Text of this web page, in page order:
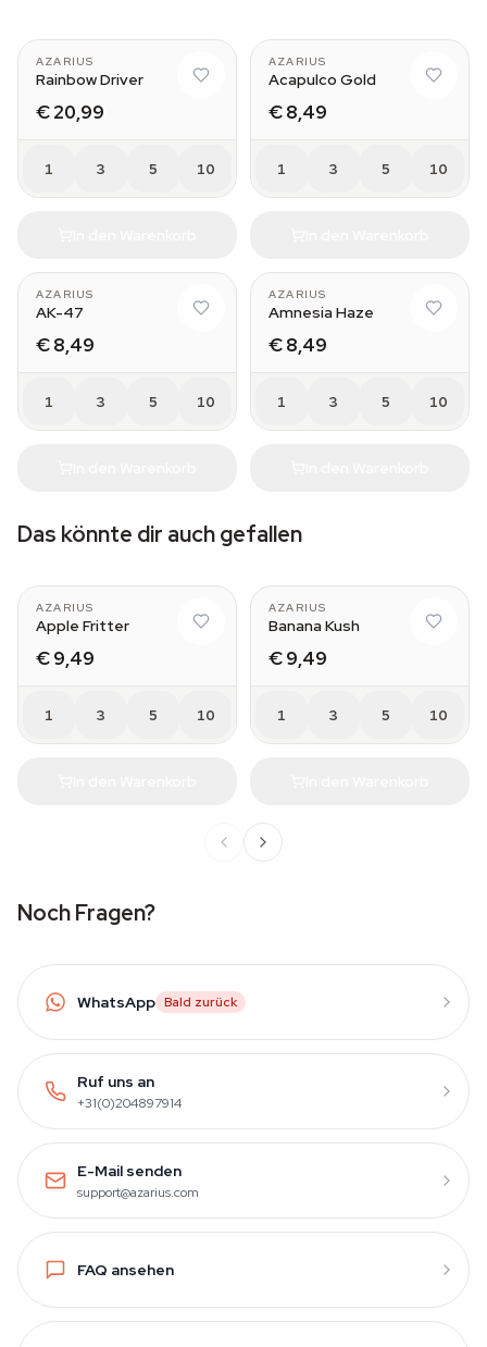
AZARIUS
Rainbow Driver
€ 20,99
1 3 5 10
AZARIUS
Acapulco Gold
€ 8,49
1 3 5 10
AZARIUS
AK-47
€ 8,49
1 3 5 10
AZARIUS
Amnesia Haze
€ 8,49
1 3 5 10
Das könnte dir auch gefallen
AZARIUS
Apple Fritter
€ 9,49
1 3 5 10
AZARIUS
Banana Kush
€ 9,49
1 3 5 10
Noch Fragen?
WhatsApp Bald zurück
Ruf uns an
+31(0)204897914
E-Mail senden
support@azarius.com
FAQ ansehen